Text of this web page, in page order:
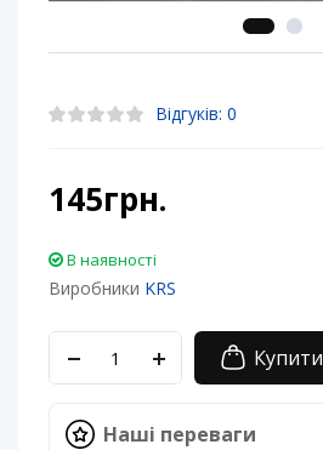
Відгуків: 0
145грн.
В наявності
Виробники KRS
Купити
Наші переваги